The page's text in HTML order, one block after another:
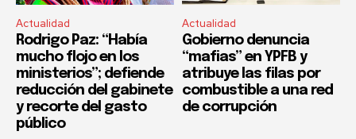
Actualidad
Rodrigo Paz: “Había
mucho flojo en los
ministerios”; defiende
reducción del gabinete
y recorte del gasto
público
Actualidad
Gobierno denuncia
“mafias” en YPFB y
atribuye las filas por
combustible a una red
de corrupción